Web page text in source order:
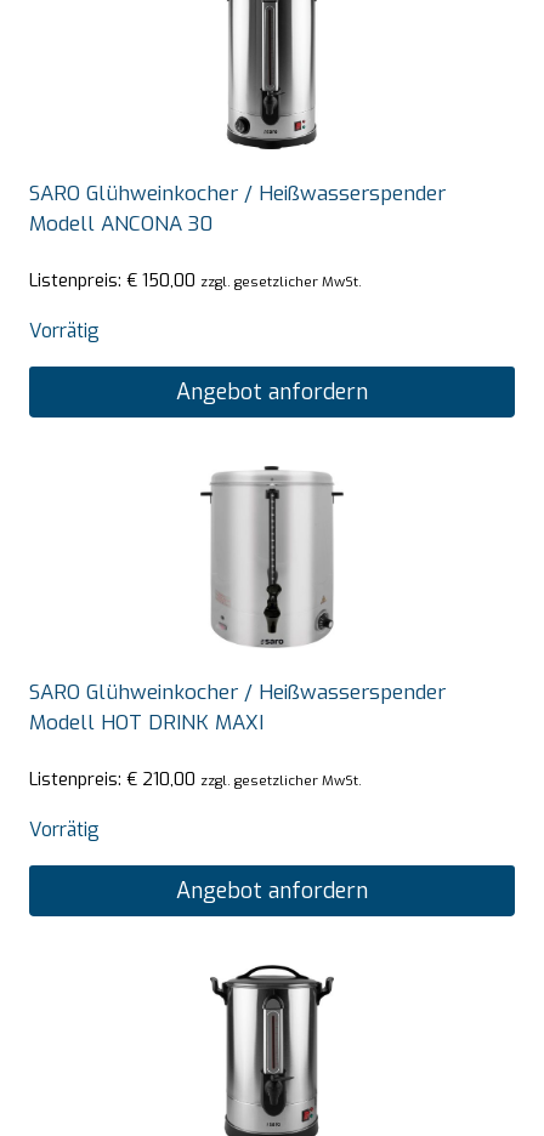
SARO Glühweinkocher / Heißwasserspender
Modell ANCONA 30
Listenpreis: € 150,00 zzgl. gesetzlicher MwSt.
Vorrätig
Angebot anfordern
SARO Glühweinkocher / Heißwasserspender
Modell HOT DRINK MAXI
Listenpreis: € 210,00 zzgl. gesetzlicher MwSt.
Vorrätig
Angebot anfordern